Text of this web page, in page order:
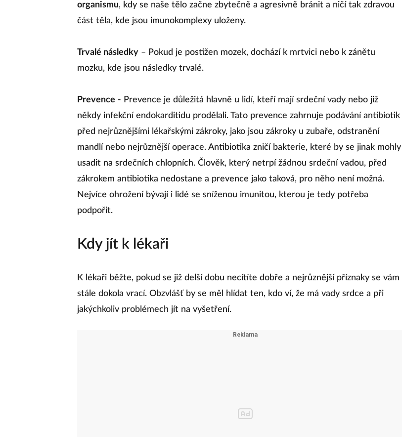
organismu, kdy se naše tělo začne zbytečně a agresivně bránit a ničí tak zdravou
část těla, kde jsou imunokomplexy uloženy.
Trvalé následky – Pokud je postižen mozek, dochází k mrtvici nebo k zánětu
mozku, kde jsou následky trvalé.
Prevence - Prevence je důležitá hlavně u lidí, kteří mají srdeční vady nebo již
někdy infekční endokarditidu prodělali. Tato prevence zahrnuje podávání antibiotik
před nejrůznějšími lékařskými zákroky, jako jsou zákroky u zubaře, odstranění
mandlí nebo nejrůznější operace. Antibiotika zničí bakterie, které by se jinak mohly
usadit na srdečních chlopních. Člověk, který netrpí žádnou srdeční vadou, před
zákrokem antibiotika nedostane a prevence jako taková, pro něho není možná.
Nejvíce ohrožení bývají i lidé se sníženou imunitou, kterou je tedy potřeba
podpořit.
Kdy jít k lékaři
K lékaři běžte, pokud se již delší dobu necítíte dobře a nejrůznější příznaky se vám
stále dokola vrací. Obzvlášť by se měl hlídat ten, kdo ví, že má vady srdce a při
jakýchkoliv problémech jít na vyšetření.